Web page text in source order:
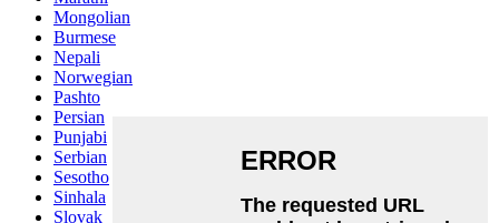
Mongolian
Burmese
Nepali
Norwegian
Pashto
Persian
Punjabi
Serbian
Sesotho
Sinhala
Slovak